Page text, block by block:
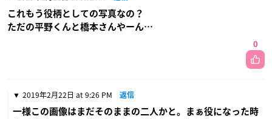
これもう役柄としての写真なの？
ただの平野くんと橋本さんやーん…
0
2019年2月22日 at 9:26 PM 返信
一様この画像はまだそのままの二人かと。まぁ役になった時